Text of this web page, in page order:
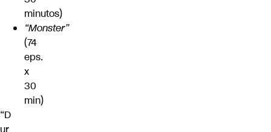
minutos)
“Monster”
(74
eps.
x
30
min)
“D